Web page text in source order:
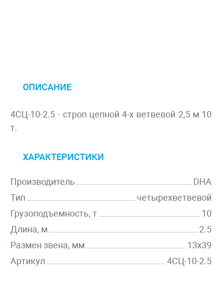
ОПИСАНИЕ
4СЦ-10-2.5 - строп цепной 4-х ветвевой 2,5 м 10
т.
ХАРАКТЕРИСТИКИ
Производитель
DHA
Тип
четырехветвевой
Грузоподъемность, т
10
Длина, м
2.5
Размен звена, мм
13х39
Артикул
4СЦ-10-2.5